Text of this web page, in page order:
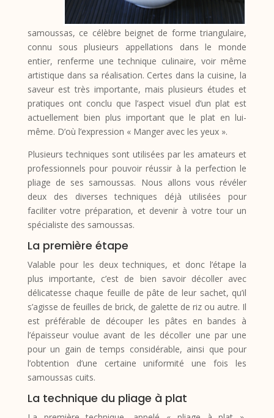
samoussas, ce célèbre beignet de forme triangulaire,
connu sous plusieurs appellations dans le monde
entier, renferme une technique culinaire, voir même
artistique dans sa réalisation. Certes dans la cuisine, la
saveur est très importante, mais plusieurs études et
pratiques ont conclu que l’aspect visuel d’un plat est
actuellement bien plus important que le plat en lui-
même. D’où l’expression « Manger avec les yeux ».
Plusieurs techniques sont utilisées par les amateurs et
professionnels pour pouvoir réussir à la perfection le
pliage de ses samoussas. Nous allons vous révéler
deux des diverses techniques déjà utilisées pour
faciliter votre préparation, et devenir à votre tour un
spécialiste des samoussas.
La première étape
Valable pour les deux techniques, et donc l’étape la
plus importante, c’est de bien savoir décoller avec
délicatesse chaque feuille de pâte de leur sachet, qu’il
s’agisse de feuilles de brick, de galette de riz ou autre. Il
est préférable de découper les pâtes en bandes à
l’épaisseur voulue avant de les décoller une par une
pour un gain de temps considérable, ainsi que pour
l’obtention d’une certaine uniformité une fois les
samoussas cuits.
La technique du pliage à plat